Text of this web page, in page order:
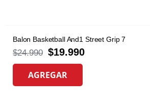
Balon Basketball And1 Street Grip 7
$24.990 $19.990
AGREGAR